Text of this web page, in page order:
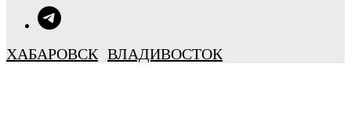
ХАБАРОВСК ВЛАДИВОСТОК